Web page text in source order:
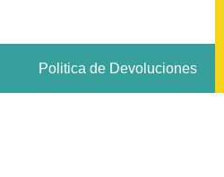
Politica de Devoluciones